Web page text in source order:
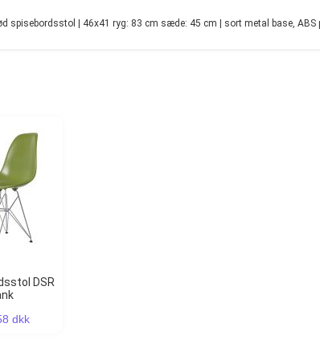
spisebordsstol | 46x41 ryg: 83 cm sæde: 45 cm | sort metal base, ABS
dkk